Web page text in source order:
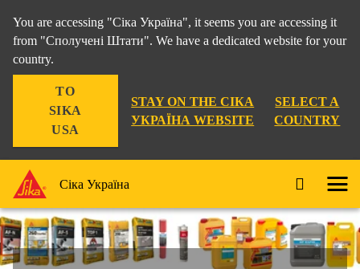
You are accessing "Сіка Україна", it seems you are accessing it
from "Сполучені Штати". We have a dedicated website for your
country.
TO
SIKA
USA
STAY ON THE СІКА
УКРАЇНА WEBSITE
SELECT A
COUNTRY
Сіка Україна